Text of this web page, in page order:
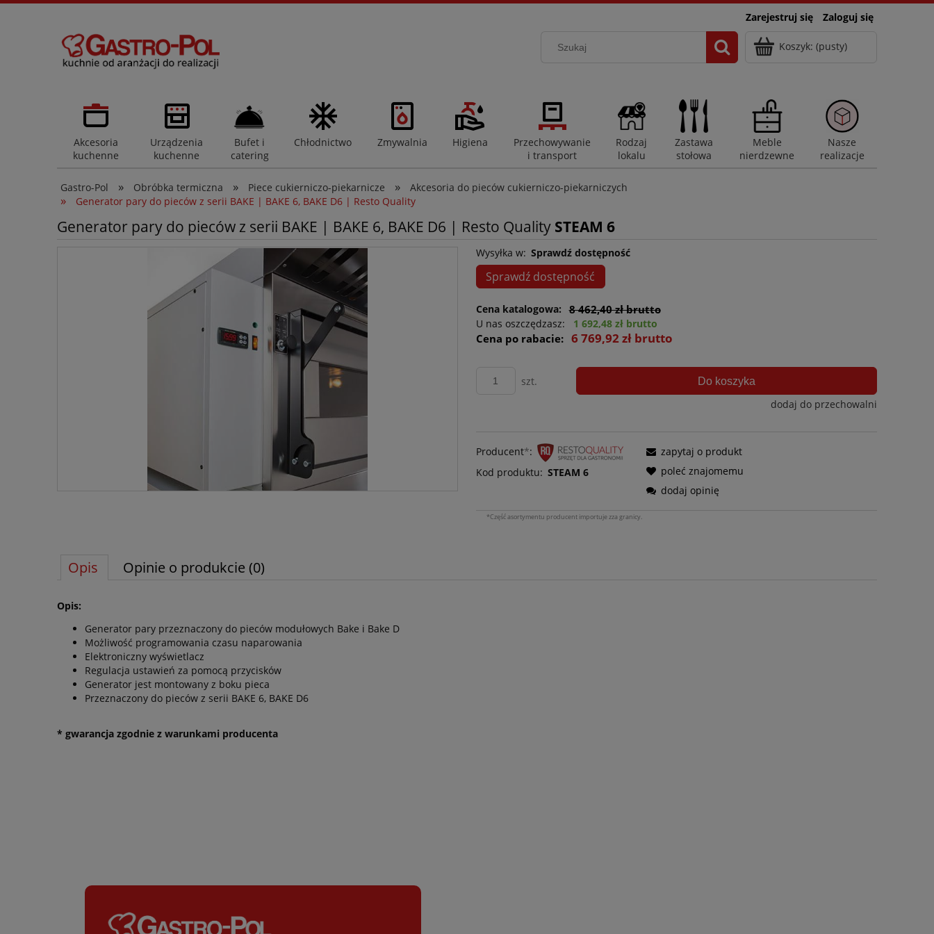
Zarejestruj się Zaloguj się
Koszyk: (pusty)
Akcesoria
kuchenne
Urządzenia
kuchenne
Bufet i
catering
Chłodnictwo Zmywalnia Higiena
Przechowywanie
i transport
Rodzaj
lokalu
Zastawa
stołowa
Meble
nierdzewne
Nasze
realizacje
Gastro-Pol » Obróbka termiczna » Piece cukierniczo-piekarnicze » Akcesoria do pieców cukierniczo-piekarniczych
» Generator pary do pieców z serii BAKE | BAKE 6, BAKE D6 | Resto Quality
Generator pary do pieców z serii BAKE | BAKE 6, BAKE D6 | Resto Quality STEAM 6
Wysyłka w: Sprawdź dostępność
Sprawdź dostępność
Cena katalogowa: 8 462,40 zł brutto
U nas oszczędzasz: 1 692,48 zł brutto
Cena po rabacie: 6 769,92 zł brutto
szt. Do koszyka
dodaj do przechowalni
Producent*:
Kod produktu: STEAM 6
zapytaj o produkt
poleć znajomemu
dodaj opinię
*Część asortymentu producent importuje zza granicy.
Opis Opinie o produkcie (0)
Opis:
Generator pary przeznaczony do pieców modułowych Bake i Bake D
Możliwość programowania czasu naparowania
Elektroniczny wyświetlacz
Regulacja ustawień za pomocą przycisków
Generator jest montowany z boku pieca
Przeznaczony do pieców z serii BAKE 6, BAKE D6
* gwarancja zgodnie z warunkami producenta